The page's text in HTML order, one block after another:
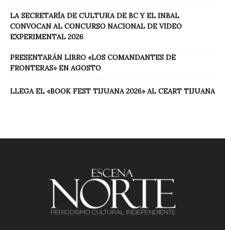
LA SECRETARÍA DE CULTURA DE BC Y EL INBAL
CONVOCAN AL CONCURSO NACIONAL DE VIDEO
EXPERIMENTAL 2026
PRESENTARÁN LIBRO «LOS COMANDANTES DE
FRONTERAS» EN AGOSTO
LLEGA EL «BOOK FEST TIJUANA 2026» AL CEART TIJUANA